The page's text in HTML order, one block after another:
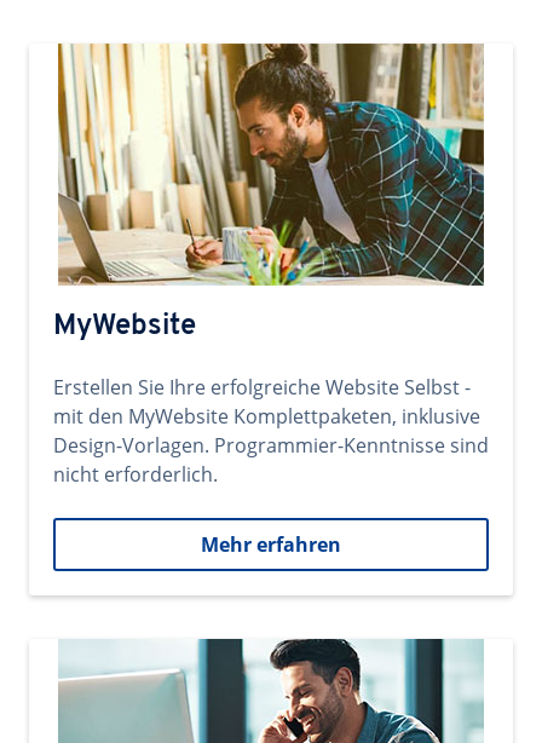
MyWebsite
Erstellen Sie Ihre erfolgreiche Website Selbst -
mit den MyWebsite Komplettpaketen, inklusive
Design-Vorlagen. Programmier-Kenntnisse sind
nicht erforderlich.
Mehr erfahren